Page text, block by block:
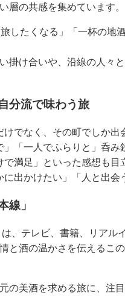
層の共感を集めています。
したくなる」「一杯の地
掛け合いや、沿線の人々
分流で味わう旅
けでなく、その町でしか
「一人でふらりと」呑
満足」といった感想も目
出かけたい」「人と出会
線」
、テレビ、書籍、リアル
と酒の温かさを伝えるこ
の美酒を求める旅に、注目